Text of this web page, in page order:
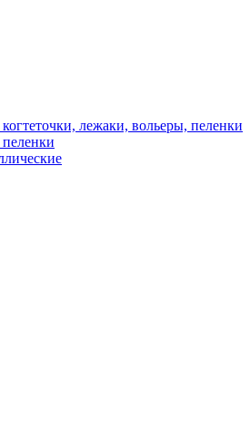
лежаки, вольеры, пеленки